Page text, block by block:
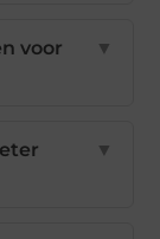
voor
▼
▼